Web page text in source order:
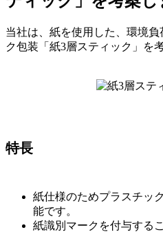
当社は、紙を使用した、環境
ク包装「紙3層スティック」を
特長
紙仕様のためプラスチッ
能です。
紙識別マークを付与する